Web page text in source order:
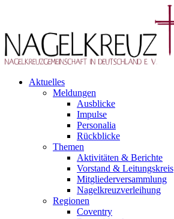
Aktuelles
Meldungen
Ausblicke
Impulse
Personalia
Rückblicke
Themen
Aktivitäten & Berichte
Vorstand & Leitungskreis
Mitgliederversammlung
Nagelkreuzverleihung
Regionen
Coventry